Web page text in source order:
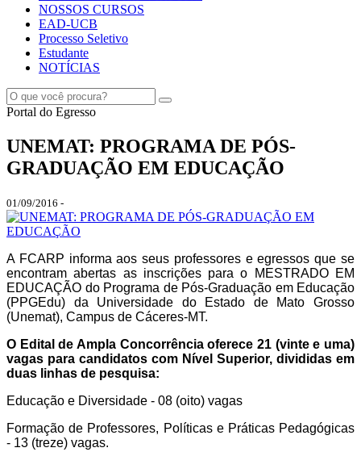
NOSSOS CURSOS
EAD-UCB
Processo Seletivo
Estudante
NOTÍCIAS
Portal do Egresso
UNEMAT: PROGRAMA DE PÓS-
GRADUAÇÃO EM EDUCAÇÃO
01/09/2016 -
A FCARP informa aos seus professores e egressos que se
encontram abertas as inscrições para o MESTRADO EM
EDUCAÇÃO do Programa de Pós-Graduação em Educação
(PPGEdu) da Universidade do Estado de Mato Grosso
(Unemat), Campus de Cáceres-MT.
O Edital de Ampla Concorrência oferece 21 (vinte e uma)
vagas para candidatos com Nível Superior, divididas em
duas linhas de pesquisa:
Educação e Diversidade - 08 (oito) vagas
Formação de Professores, Políticas e Práticas Pedagógicas
- 13 (treze) vagas.